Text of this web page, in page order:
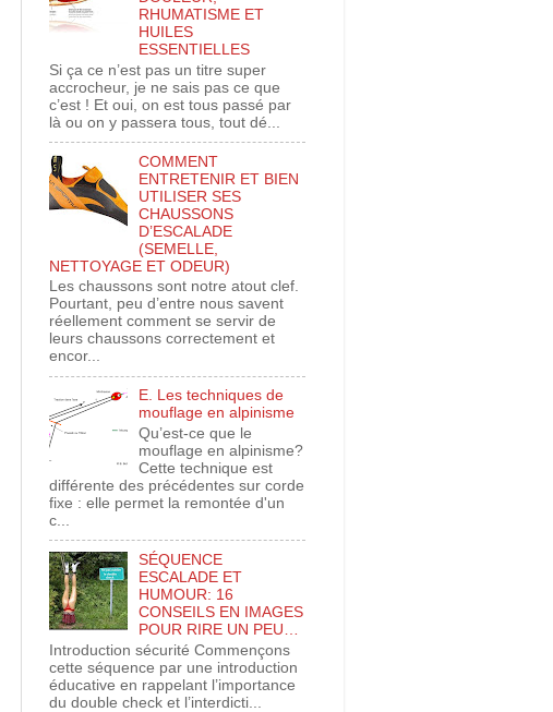
RHUMATISME ET
HUILES
ESSENTIELLES
Si ça ce n’est pas un titre super
accrocheur, je ne sais pas ce que
c’est ! Et oui, on est tous passé par
là ou on y passera tous, tout dé...
COMMENT
ENTRETENIR ET BIEN
UTILISER SES
CHAUSSONS
D’ESCALADE
(SEMELLE,
NETTOYAGE ET ODEUR)
Les chaussons sont notre atout clef.
Pourtant, peu d’entre nous savent
réellement comment se servir de
leurs chaussons correctement et
encor...
E. Les techniques de
mouflage en alpinisme
Qu’est-ce que le
mouflage en alpinisme?
Cette technique est
différente des précédentes sur corde
fixe : elle permet la remontée d'un
c...
SÉQUENCE
ESCALADE ET
HUMOUR: 16
CONSEILS EN IMAGES
POUR RIRE UN PEU…
Introduction sécurité Commençons
cette séquence par une introduction
éducative en rappelant l’importance
du double check et l’interdicti...